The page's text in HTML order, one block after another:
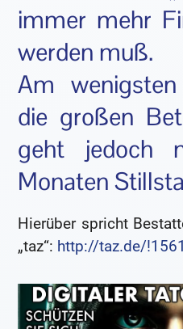
immer mehr
werden muß.
Am
die großen
geht jedoch
Monaten
Hierüber spricht
„taz“: http://taz.de/